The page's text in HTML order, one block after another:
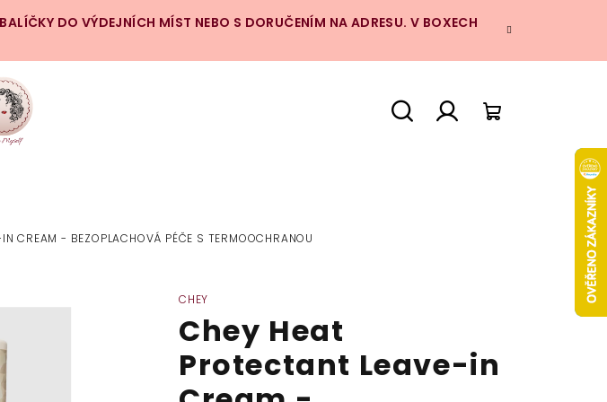
DO VÝDEJNÍCH MÍST NEBO S DORUČENÍM NA ADRESU. V BOXECH
CREAM - BEZOPLACHOVÁ PÉČE S TERMOOCHRANOU
CHEY
Chey Heat
Protectant Leave-in